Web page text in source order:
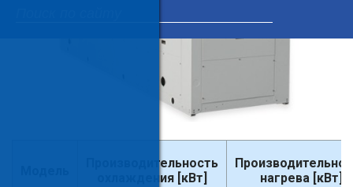
Производительность
охлаждения [кВт]
нагрева [кВт]